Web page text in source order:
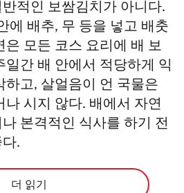
적인 보쌈김치가 아니다.
에 배추, 무 등을 넣고 배춧
은 모든 코스 요리에 배 보
일간 배 안에서 적당하게 익
하고, 살얼음이 언 국물은
나 시지 않다. 배에서 자연
본격적인 식사를 하기 전
.
더 읽기